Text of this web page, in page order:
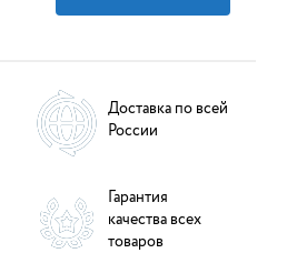
Доставка по всей
России
Гарантия
качества всех
товаров